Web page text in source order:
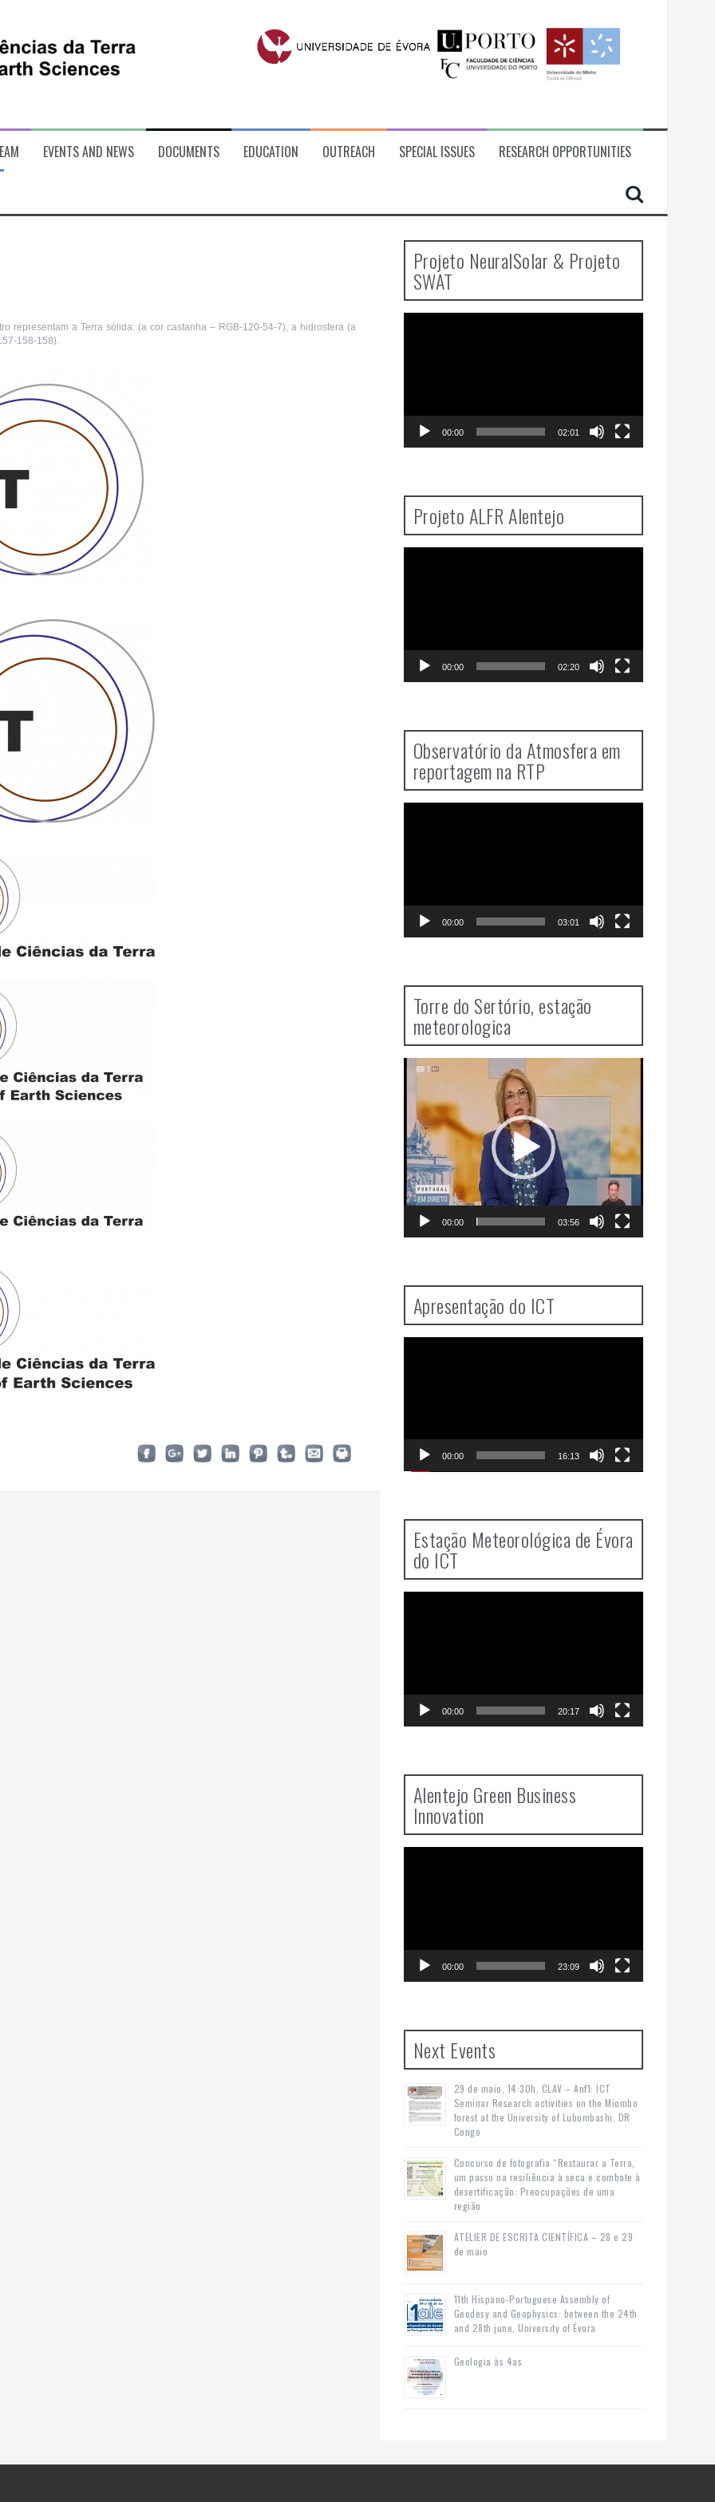
EVENTS AND NEWS DOCUMENTS EDUCATION OUTREACH SPECIAL ISSUES RESEARCH OPPORTUNITIES
representam a Terra sólida: (a cor castanha – RGB-120-54-7), a hidrosfera (a
158-158).
Projeto NeuralSolar & Projeto
SWAT
00:00 02:01
Projeto ALFR Alentejo
00:00 02:20
Observatório da Atmosfera em
reportagem na RTP
00:00 03:01
Torre do Sertório, estação
meteorologica
Video
Player
00:00 03:56
Apresentação do ICT
00:00 16:13
Estação Meteorológica de Évora
do ICT
00:00 20:17
Alentejo Green Business
Innovation
00:00 23:09
Next Events
29 de maio, 14:30h, CLAV – Anf1: ICT
Seminar Research activities on the Miombo
forest at the University of Lubumbashi, DR
Congo
Concurso de fotografia “Restaurar a Terra,
um passo na resiliência à seca e combate à
desertificação: Preocupações de uma
região
ATELIER DE ESCRITA CIENTÍFICA – 28 e 29
de maio
11th Hispano-Portuguese Assembly of
Geodesy and Geophysics: between the 24th
and 28th june, University of Évora
Geologia às 4as